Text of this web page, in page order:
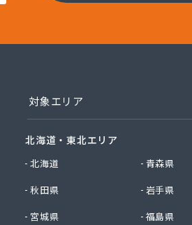
対象エリア
北海道・東北エリア
北海道
青森県
秋田県
岩手県
宮城県
福島県